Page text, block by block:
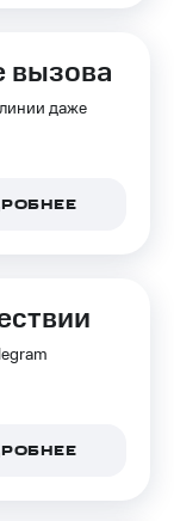
вызова
даже